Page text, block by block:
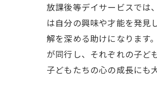
放課後等デイサービスでは
は自分の興味や才能を発見
解を深める助けになります
が同行し、それぞれの子ど
子どもたちの心の成長にも